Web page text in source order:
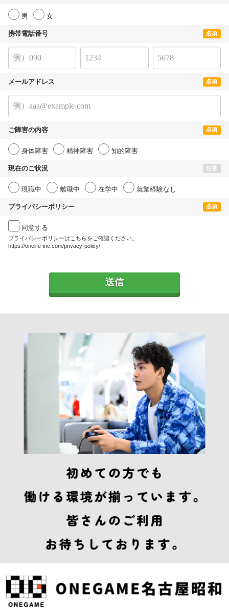
男 女
携帯電話番号 必須
メールアドレス 必須
ご障害の内容 必須
身体障害 精神障害 知的障害
現在のご状況 任意
現職中 離職中 在学中 就業経験なし
プライバシーポリシー 必須
同意する
プライバシーポリシーはこちらをご確認ください。
https://onelife-inc.com/privacy-policy/
送信